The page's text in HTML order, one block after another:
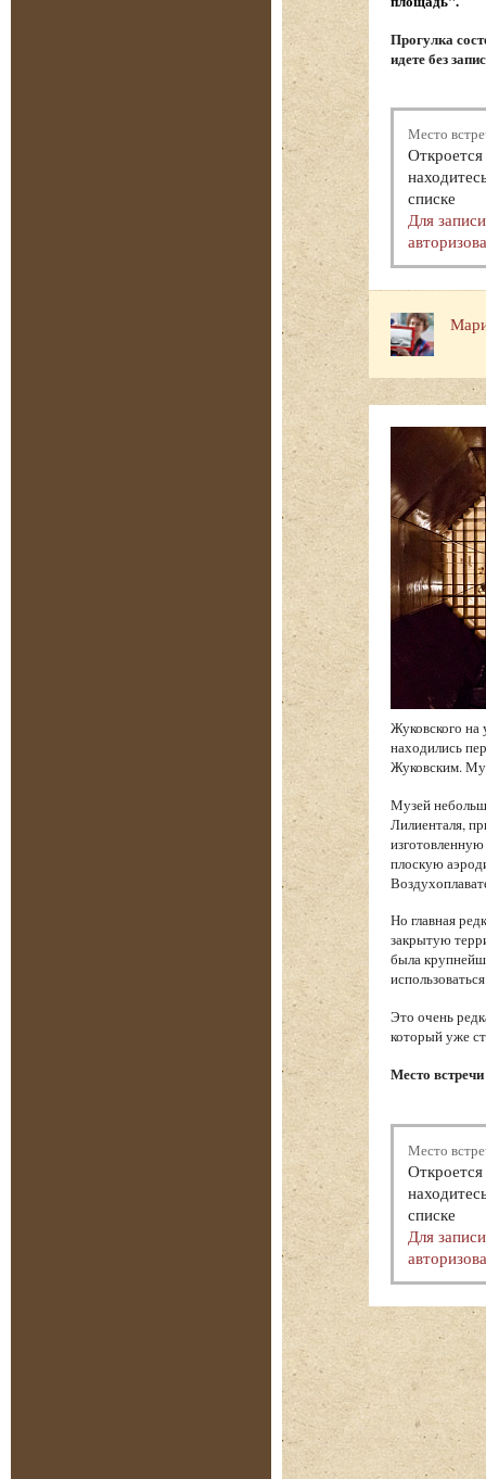
Прогулка
идете без
Место
списке
Для
Жуковского на
находились
Жуковским.
Музей
Лилиенталя,
плоскую
Но главная
закрытую
была
Это очень
который уже
Место
Место
списке
Для